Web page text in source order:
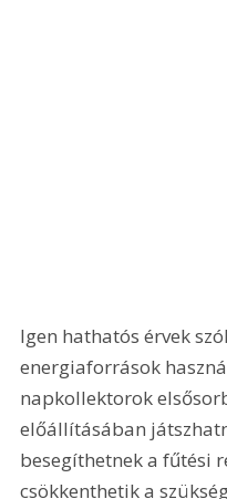
Igen hathatós érvek
energiaforrások
napkollektorok
előállításában
besegíthetnek a fűtési
csökkenthetik a